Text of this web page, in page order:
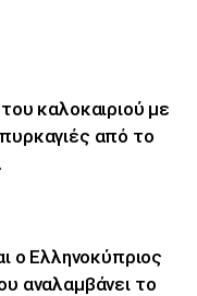
καλοκαιριού με
από το
ο Ελληνοκύπριος
αναλαμβάνει το